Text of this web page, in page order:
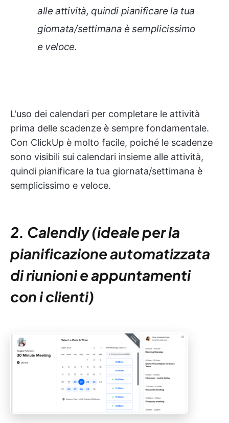
alle attività, quindi pianificare la tua
giornata/settimana è semplicissimo
e veloce.
L'uso dei calendari per completare le attività
prima delle scadenze è sempre fondamentale.
Con ClickUp è molto facile, poiché le scadenze
sono visibili sui calendari insieme alle attività,
quindi pianificare la tua giornata/settimana è
semplicissimo e veloce.
2. Calendly (ideale per la
pianificazione automatizzata
di riunioni e appuntamenti
con i clienti)